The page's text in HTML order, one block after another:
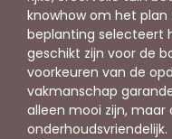
knowhow om het
beplanting selecteert
geschikt zijn voor de
voorkeuren van de
vakmanschap
alleen mooi zijn, maar
onderhoudsvriendelijk.